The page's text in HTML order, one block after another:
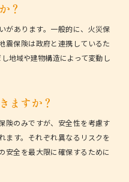
？
があります。一般的に、火災保
震保険は政府と連携しているた
地域や建物構造によって変動し
ますか？
険のみですが、安全性を考慮す
ます。それぞれ異なるリスクを
安全を最大限に確保するために